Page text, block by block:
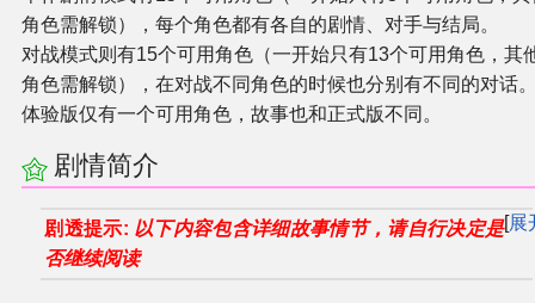
角色需解锁），每个角色都有各自的剧情、对手与结局。
对战模式则有15个可用角色（一开始只有13个可用角色，其
角色需解锁），在对战不同角色的时候也分别有不同的对话
体验版仅有一个可用角色，故事也和正式版不同。
剧情简介
展
剧透提示: 以下内容包含详细故事情节，请自行决定是
否继续阅读